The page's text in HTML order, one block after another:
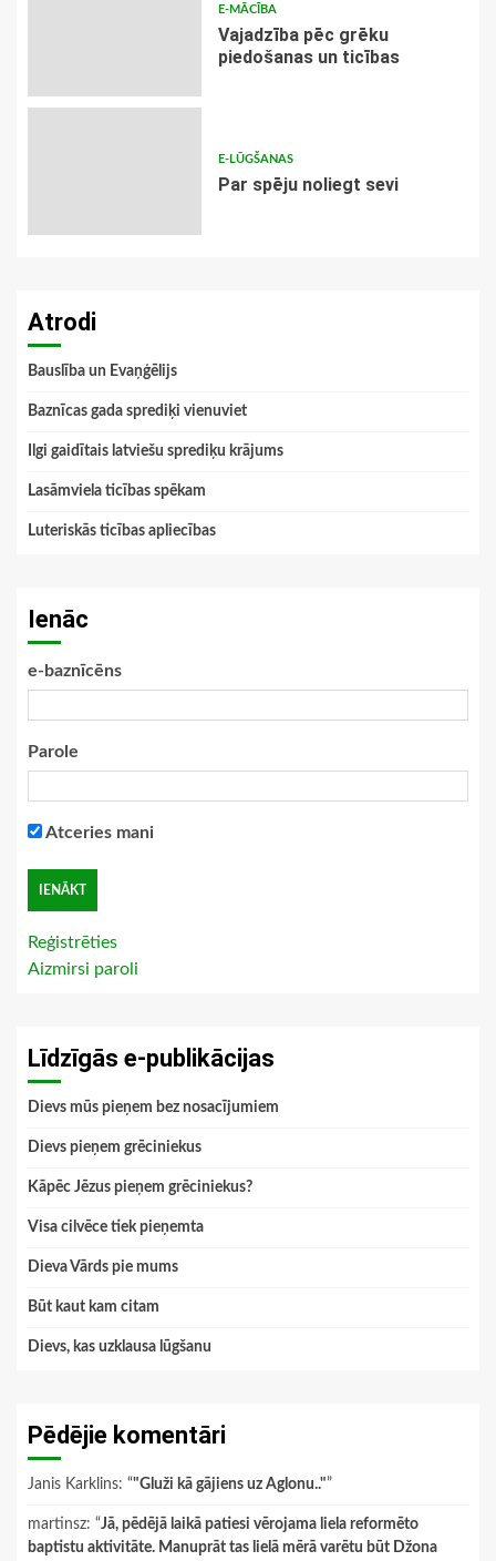
E-MĀCĪBA
Vajadzība pēc grēku
piedošanas un ticības
E-LŪGŠANAS
Par spēju noliegt sevi
Atrodi
Bauslība un Evaņģēlijs
Baznīcas gada sprediķi vienuviet
Ilgi gaidītais latviešu sprediķu krājums
Lasāmviela ticības spēkam
Luteriskās ticības apliecības
Ienāc
e-baznīcēns
Parole
Atceries mani
Reģistrēties
Aizmirsi paroli
Līdzīgās e-publikācijas
Dievs mūs pieņem bez nosacījumiem
Dievs pieņem grēciniekus
Kāpēc Jēzus pieņem grēciniekus?
Visa cilvēce tiek pieņemta
Dieva Vārds pie mums
Būt kaut kam citam
Dievs, kas uzklausa lūgšanu
Pēdējie komentāri
Janis Karklins: “"Gluži kā gājiens uz Aglonu.."”
martinsz: “Jā, pēdējā laikā patiesi vērojama liela reformēto
baptistu aktivitāte. Manuprāt tas lielā mērā varētu būt Džona